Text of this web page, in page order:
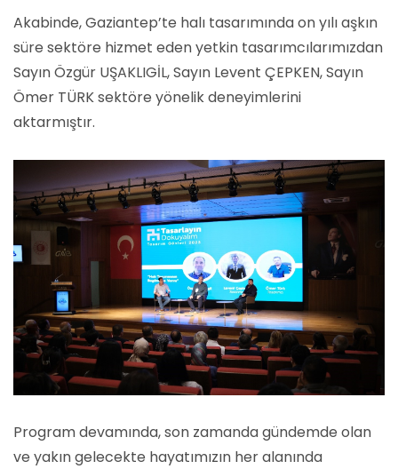
Akabinde, Gaziantep’te halı tasarımında on yılı aşkın
süre sektöre hizmet eden yetkin tasarımcılarımızdan
Sayın Özgür UŞAKLIGİL, Sayın Levent ÇEPKEN, Sayın
Ömer TÜRK sektöre yönelik deneyimlerini
aktarmıştır.
Program devamında, son zamanda gündemde olan
ve yakın gelecekte hayatımızın her alanında